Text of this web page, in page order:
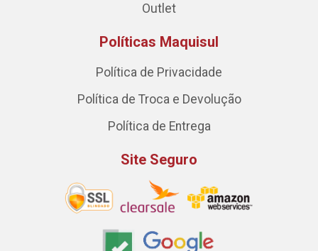
Outlet
Políticas Maquisul
Política de Privacidade
Política de Troca e Devolução
Política de Entrega
Site Seguro